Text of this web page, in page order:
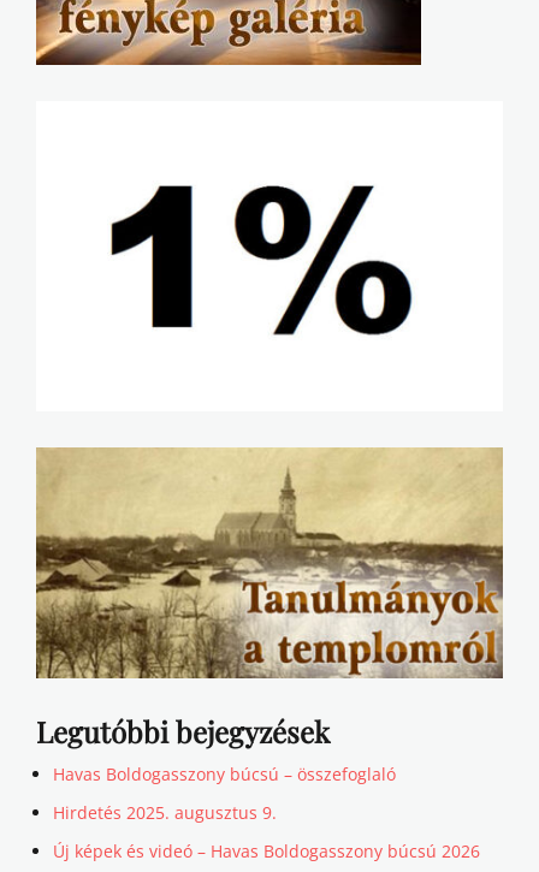
Legutóbbi bejegyzések
Havas Boldogasszony búcsú – összefoglaló
Hirdetés 2025. augusztus 9.
Új képek és videó – Havas Boldogasszony búcsú 2026